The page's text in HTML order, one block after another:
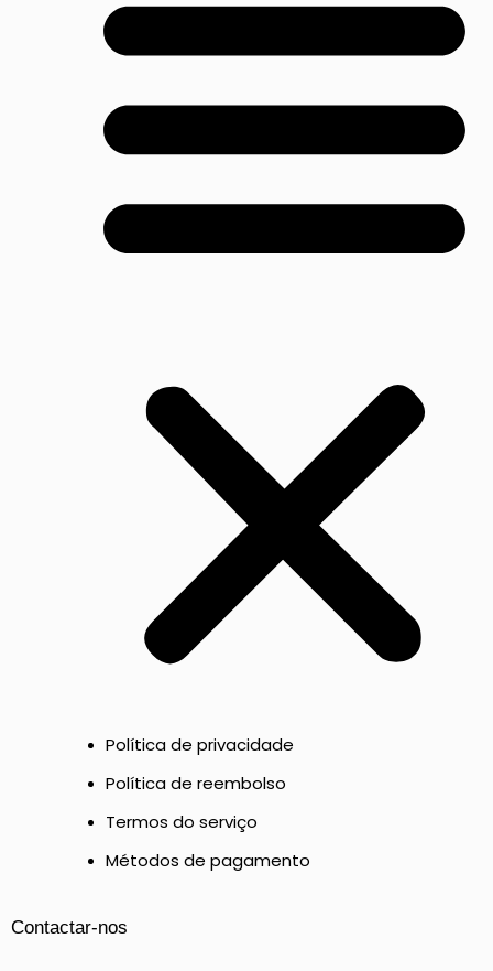
Política de privacidade
Política de reembolso
Termos do serviço
Métodos de pagamento
Contactar-nos